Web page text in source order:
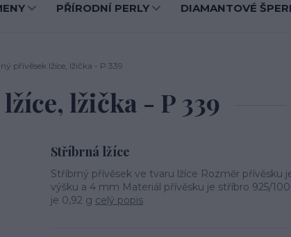
PŘÍRODNÍ PERLY DIAMANTOVÉ
přívěsek lžíce, lžička - P 339
lžička - P 339
Stříbrná lžíce
Stříbrný přívěsek ve tvaru lžíce Rozměr přívěsku
výšku a 4 mm Materiál přívěsku je stříbro 925/
je 0,92 g celý popis